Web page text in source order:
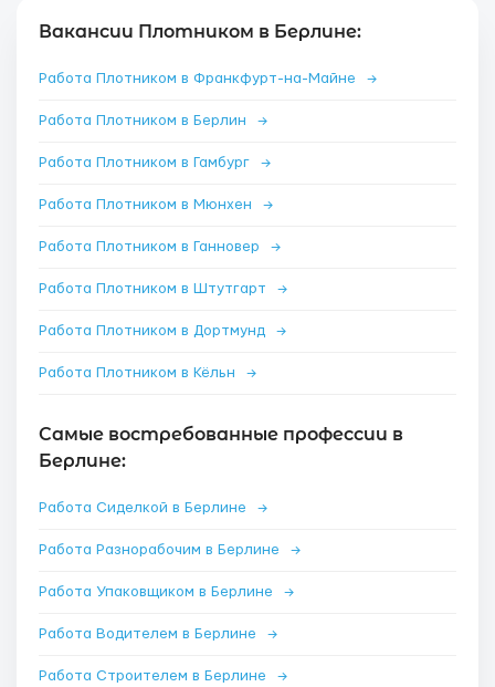
Вакансии Плотником в Берлине:
Работа Плотником в Франкфурт-на-Майне →
Работа Плотником в Берлин →
Работа Плотником в Гамбург →
Работа Плотником в Мюнхен →
Работа Плотником в Ганновер →
Работа Плотником в Штутгарт →
Работа Плотником в Дортмунд →
Работа Плотником в Кёльн →
Самые востребованные профессии в
Берлине:
Работа Сиделкой в Берлине →
Работа Разнорабочим в Берлине →
Работа Упаковщиком в Берлине →
Работа Водителем в Берлине →
Работа Строителем в Берлине →